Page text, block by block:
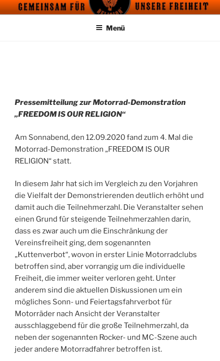
Zum
InhaltFREEDOM IS OUR RELIGION
Motorrad Demo – Für die Freiheit und unsere Grundrechte
Menü
Pressemitteilung zur Motorrad-Demonstration
„FREEDOM IS OUR RELIGION“
Am Sonnabend, den 12.09.2020 fand zum 4. Mal die
Motorrad-Demonstration „FREEDOM IS OUR
RELIGION“ statt.
In diesem Jahr hat sich im Vergleich zu den Vorjahren
die Vielfalt der Demonstrierenden deutlich erhöht und
damit auch die Teilnehmerzahl. Die Veranstalter sehen
einen Grund für steigende Teilnehmerzahlen darin,
dass es zwar auch um die Einschränkung der
Vereinsfreiheit ging, dem sogenannten
„Kuttenverbot“, wovon in erster Linie Motorradclubs
betroffen sind, aber vorrangig um die individuelle
Freiheit, die immer weiter verloren geht. Unter
anderem sind die aktuellen Diskussionen um ein
mögliches Sonn- und Feiertagsfahrverbot für
Motorräder nach Ansicht der Veranstalter
ausschlaggebend für die große Teilnehmerzahl, da
neben der sogenannten Rocker- und MC-Szene auch
jeder andere Motorradfahrer betroffen ist.